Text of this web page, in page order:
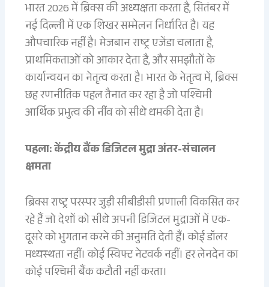
भारत 2026 में ब्रिक्स की अध्यक्षता करता है, सितंबर में
नई दिल्ली में एक शिखर सम्मेलन निर्धारित है। यह
औपचारिक नहीं है। मेजबान राष्ट्र एजेंडा चलाता है,
प्राथमिकताओं को आकार देता है, और समझौतों के
कार्यान्वयन का नेतृत्व करता है। भारत के नेतृत्व में, ब्रिक्स
छह रणनीतिक पहल तैनात कर रहा है जो पश्चिमी
आर्थिक प्रभुत्व की नींव को सीधे धमकी देता है।
पहला: केंद्रीय बैंक डिजिटल मुद्रा अंतर-संचालन
क्षमता
ब्रिक्स राष्ट्र परस्पर जुड़ी सीबीडीसी प्रणाली विकसित कर
रहे हैं जो देशों को सीधे अपनी डिजिटल मुद्राओं में एक-
दूसरे को भुगतान करने की अनुमति देती हैं। कोई डॉलर
मध्यस्थता नहीं। कोई स्विफ्ट नेटवर्क नहीं। हर लेनदेन का
कोई पश्चिमी बैंक कटौती नहीं करता।